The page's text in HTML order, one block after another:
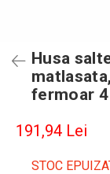
Husa
fermoar
191,94 Lei
STOC